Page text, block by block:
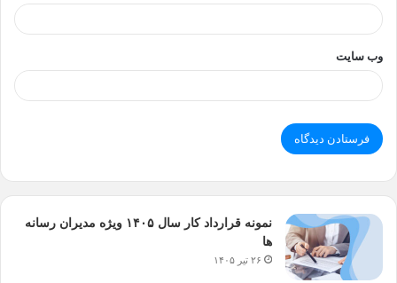
وب‌ سایت
نمونه قرارداد کار سال ۱۴۰۵ ویژه مدیران رسانه
ها
۲۶ تیر ۱۴۰۵